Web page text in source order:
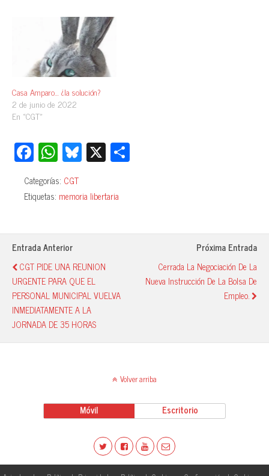
Casa Amparo… ¿la solución?
2 de junio de 2022
En «CGT»
Fa
ce
bo
ok
W
ha
ts
A
pp
Bl
ue
sk
y
X
rti
Categorías: CGT
Etiquetas: memoria libertaria
Entrada Anterior
CGT PIDE UNA REUNION
URGENTE PARA QUE EL
PERSONAL MUNICIPAL VUELVA
INMEDIATAMENTE A LA
JORNADA DE 35 HORAS
Próxima Entrada
Cerrada La Negociación De La
Nueva Instrucción De La Bolsa De
Empleo.
Volver arriba
Móvil Escritorio